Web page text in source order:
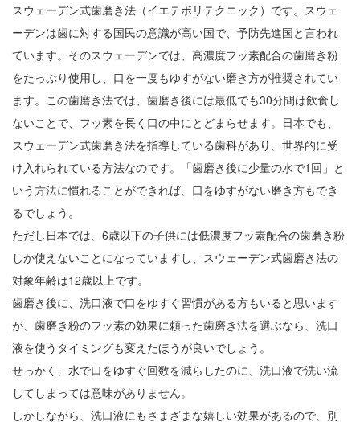
スウェーデン式歯磨き法（イエテボリテクニック）です。スウェ
ーデンは歯に対する国民の意識が高い国で、予防先進国と言われ
ています。そのスウェーデンでは、高濃度フッ素配合の歯磨き粉
をたっぷり使用し、口を一度もゆすがない磨き方が推奨されてい
ます。この歯磨き法では、歯磨き後には最低でも30分間は飲食し
ないことで、フッ素を長く口の中にとどまらせます。日本でも、
スウェーデン式歯磨き法を指導している歯科があり、世界的に受
け入れられている方法なのです。「歯磨き後に少量の水で1回」と
いう方法に慣れることができれば、口をゆすがない磨き方もでき
るでしょう。
ただし日本では、6歳以下の子供には低濃度フッ素配合の歯磨き粉
しか使えないことになっていますし、スウェーデン式歯磨き法の
対象年齢は12歳以上です。
歯磨き後に、洗口液で口をゆすぐ習慣がある方もいると思います
が、歯磨き粉のフッ素の効果に頼った歯磨き法を選ぶなら、洗口
液を使うタイミングも変えたほうが良いでしょう。
せっかく、水で口をゆすぐ回数を減らしたのに、洗口液で洗い流
してしまっては意味がありません。
しかしながら、洗口液にもさまざまな嬉しい効果があるので、別